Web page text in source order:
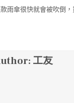
雨傘很快就會被吹倒
工友